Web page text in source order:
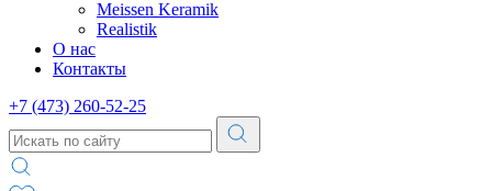
Meissen Keramik
Realistik
О нас
Контакты
+7 (473) 260-52-25